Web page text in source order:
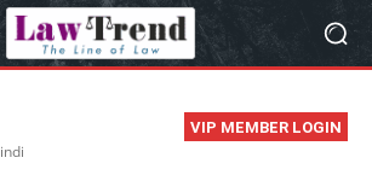
VIP MEMBER LOGIN